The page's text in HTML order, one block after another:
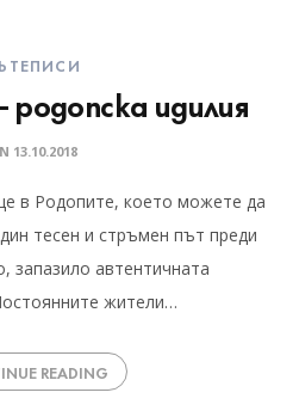
родопска идилия
13.10.2018
в Родопите, което можете да
тесен и стръмен път преди
запазило автентичната
жители…
READING